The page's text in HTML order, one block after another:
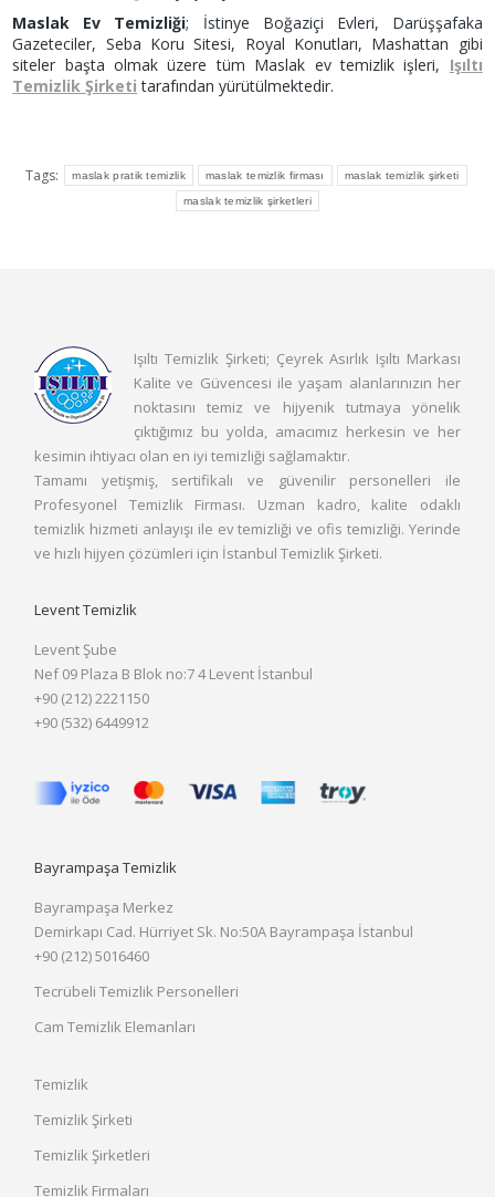
Maslak Ev Temizliği; İstinye Boğaziçi Evleri, Darüşşafaka
Gazeteciler, Seba Koru Sitesi, Royal Konutları, Mashattan gibi
siteler başta olmak üzere tüm Maslak ev temizlik işleri, Işıltı
Temizlik Şirketi tarafından yürütülmektedir.
Tags: maslak pratik temizlik maslak temizlik firması maslak temizlik şirketi
maslak temizlik şirketleri
Işıltı Temizlik Şirketi; Çeyrek Asırlık Işıltı Markası
Kalite ve Güvencesi ile yaşam alanlarınızın her
noktasını temiz ve hijyenik tutmaya yönelik
çıktığımız bu yolda, amacımız herkesin ve her
kesimin ihtiyacı olan en iyi temizliği sağlamaktır.
Tamamı yetişmiş, sertifikalı ve güvenilir personelleri ile
Profesyonel Temizlik Firması. Uzman kadro, kalite odaklı
temizlik hizmeti anlayışı ile ev temizliği ve ofis temizliği. Yerinde
ve hızlı hijyen çözümleri için İstanbul Temizlik Şirketi.
Levent Temizlik
Levent Şube
Nef 09 Plaza B Blok no:7 4 Levent İstanbul
+90 (212) 2221150
+90 (532) 6449912
Bayrampaşa Temizlik
Bayrampaşa Merkez
Demirkapı Cad. Hürriyet Sk. No:50A Bayrampaşa İstanbul
+90 (212) 5016460
Tecrübeli Temizlik Personelleri
Cam Temizlik Elemanları
Temizlik
Temizlik Şirketi
Temizlik Şirketleri
Temizlik Firmaları